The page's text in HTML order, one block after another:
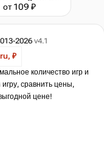
от 109 ₽
2026 v4.1
ru, ₽
количество игр и
сравнить цены,
цене!